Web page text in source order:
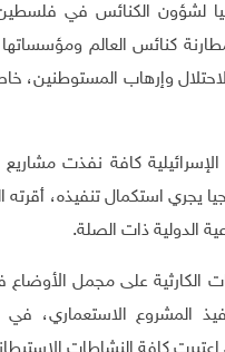
العليا لشؤون الكنائس في
كنائس العالم
وإرهاب
كافة نفذت مشاريع
يجري استكمال تنفيذه،
الدولية ذات الصلة.
الكارثية على مجمل
المشروع الاستعماري، في